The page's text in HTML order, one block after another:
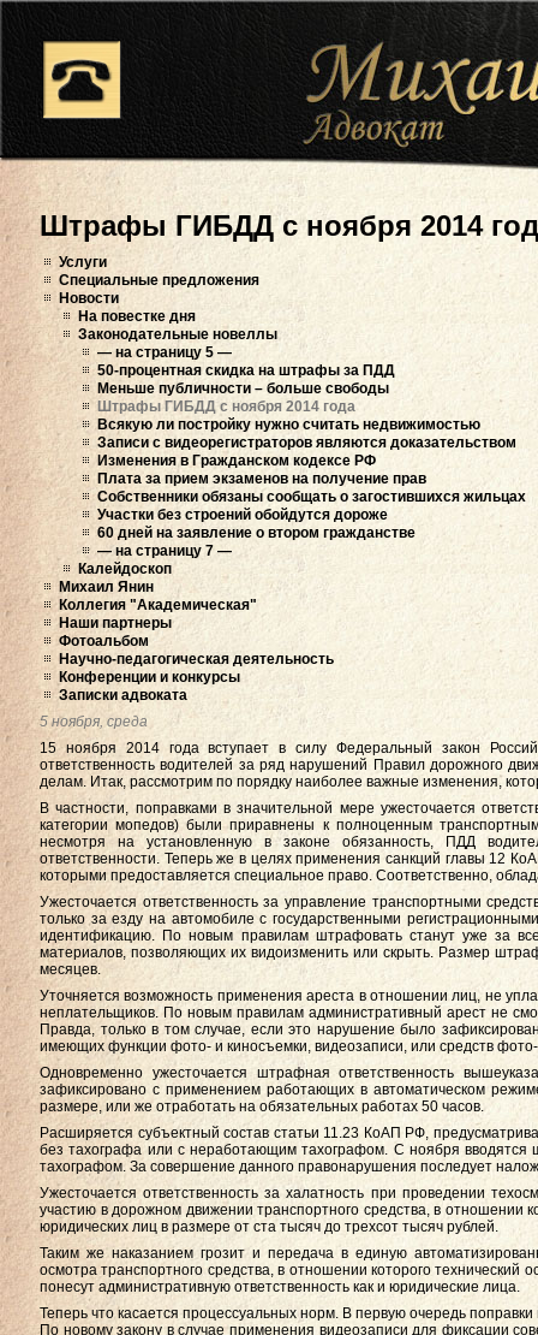
Штрафы ГИБДД с ноября 2014
Услуги
Специальные предложения
Новости
На повестке дня
Законодательные новеллы
— на страницу 5 —
50-процентная скидка на штрафы за ПДД
Меньше публичности – больше свободы
Штрафы ГИБДД с ноября 2014 года
Всякую ли постройку нужно считать недвижимостью
Записи с видеорегистраторов являются доказательством
Изменения в Гражданском кодексе РФ
Плата за прием экзаменов на получение прав
Собственники обязаны сообщать о загостившихся жильцах
Участки без строений обойдутся дороже
60 дней на заявление о втором гражданстве
— на страницу 7 —
Калейдоскоп
Михаил Янин
Коллегия "Академическая"
Наши партнеры
Фотоальбом
Научно-педагогическая деятельность
Конференции и конкурсы
Записки адвоката
5 ноября, среда
15 ноября 2014 года вступает в силу Федеральный закон
ответственность водителей за ряд нарушений Правил дорожного
делам. Итак, рассмотрим по порядку наиболее важные изменения,
В частности, поправками в значительной мере ужесточается
категории мопедов) были приравнены к полноценным
несмотря на установленную в законе обязанность, ПДД
ответственности. Теперь же в целях применения санкций главы 12
которыми предоставляется специальное право. Соответственно,
Ужесточается ответственность за управление транспортными
только за езду на автомобиле с государственными
идентификацию. По новым правилам штрафовать станут уже за
материалов, позволяющих их видоизменить или скрыть. Размер
месяцев.
Уточняется возможность применения ареста в отношении лиц, не
неплательщиков. По новым правилам административный арест не
Правда, только в том случае, если это нарушение было
имеющих функции фото- и киносъемки, видеозаписи, или средств
Одновременно ужесточается штрафная ответственность
зафиксировано с применением работающих в автоматическом
размере, или же отработать на обязательных работах 50 часов.
Расширяется субъектный состав статьи 11.23 КоАП РФ,
без тахографа или с неработающим тахографом. С ноября вводятся
тахографом. За совершение данного правонарушения последует
Ужесточается ответственность за халатность при проведении
участию в дорожном движении транспортного средства, в отношении
юридических лиц в размере от ста тысяч до трехсот тысяч рублей.
Таким же наказанием грозит и передача в единую
осмотра транспортного средства, в отношении которого
понесут административную ответственность как и юридические лица.
Теперь что касается процессуальных норм. В первую очередь
По новому закону в случае применения видеозаписи для фиксации